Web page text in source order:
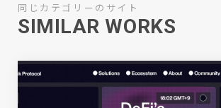
同じカテゴリーのサイト
SIMILAR WORKS